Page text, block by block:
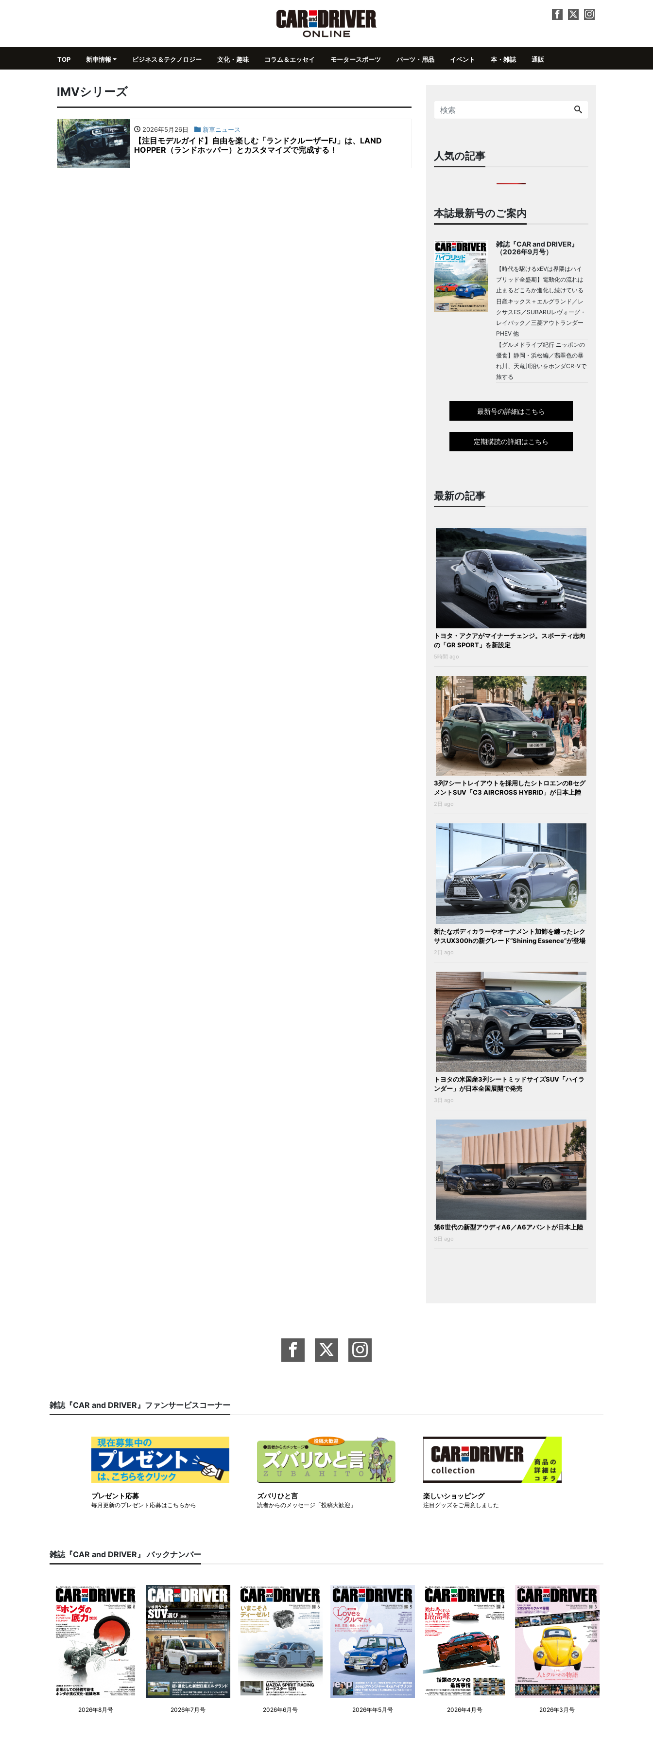
TOP 新車情報 ビジネス＆テクノロジー 文化・趣味 コラム＆エッセイ モータースポーツ パーツ・用品 イベント 本・雑誌 通販
IMVシリーズ
2026年5月26日 新車ニュース
【注目モデルガイド】自由を楽しむ「ランドクルーザーFJ」は、LAND
HOPPER（ランドホッパー）とカスタマイズで完成する！
人気の記事
本誌最新号のご案内
雑誌『CAR and DRIVER』
（2026年9月号）
【時代を駆けるxEVは界隈はハイ
ブリッド全盛期】電動化の流れは
止まるどころか進化し続けている
日産キックス＋エルグランド／レ
クサスES／SUBARUレヴォーグ・
レイバック／三菱アウトランダー
PHEV 他
【グルメドライブ紀行 ニッポンの
優食】静岡・浜松編／翡翠色の暴
れ川、天竜川沿いをホンダCR-Vで
旅する
最新号の詳細はこちら
定期購読の詳細はこちら
最新の記事
トヨタ・アクアがマイナーチェンジ。スポーティ志向
の「GR SPORT」を新設定
5時間 ago
3列7シートレイアウトを採用したシトロエンのBセグ
メントSUV「C3 AIRCROSS HYBRID」が日本上陸
2日 ago
新たなボディカラーやオーナメント加飾を纏ったレク
サスUX300hの新グレード“Shining Essence”が登場
2日 ago
トヨタの米国産3列シートミッドサイズSUV「ハイラ
ンダー」が日本全国展開で発売
3日 ago
第6世代の新型アウディA6／A6アバントが日本上陸
3日 ago
雑誌『CAR and DRIVER』ファンサービスコーナー
プレゼント応募
毎月更新のプレゼント応募はこちらから
ズバリひと言
読者からのメッセージ「投稿大歓迎」
楽しいショッピング
注目グッズをご用意しました
雑誌『CAR and DRIVER』 バックナンバー
2026年8月号 2026年7月号 2026年6月号 2026年年5月号 2026年4月号 2026年3月号